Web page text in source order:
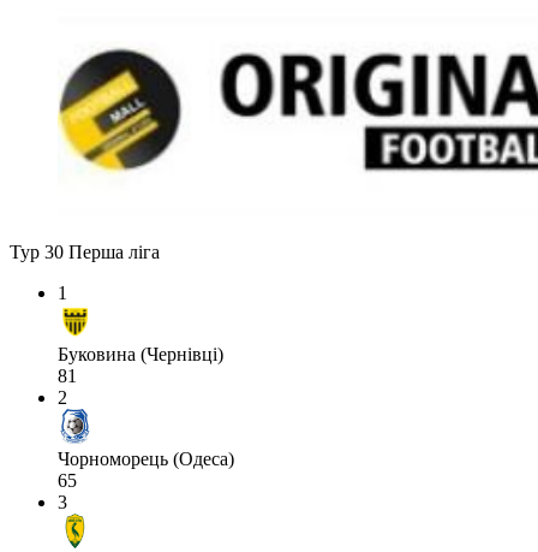
Тур 30 Перша ліга
1
Буковина (Чернівці)
81
2
Чорноморець (Одеса)
65
3